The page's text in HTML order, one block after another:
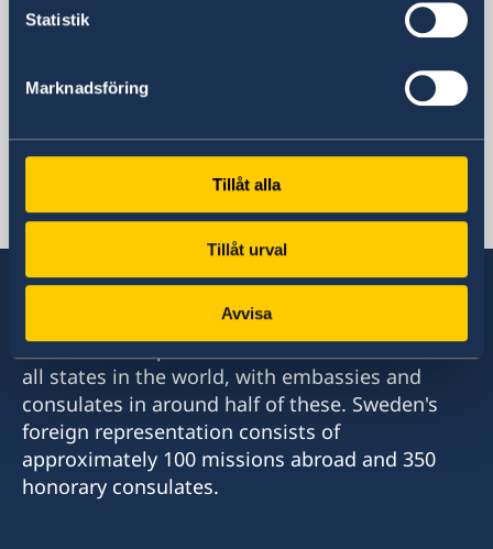
Statistik
Marknadsföring
Tillåt alla
Tillåt urval
Avvisa
Permanent Representation of Sweden to
Bryssel
Phone
Email
representationen.bryssel@gov.se
Sweden has diplomatic relations with almost
all states in the world, with embassies and
consulates in around half of these. Sweden's
foreign representation consists of
approximately 100 missions abroad and 350
honorary consulates.